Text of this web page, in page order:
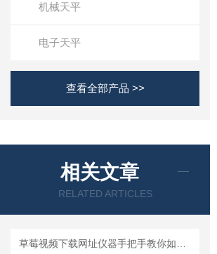
机械天平
电子天平
查看全部产品 >>
相关文章
RELATED ARTICLES